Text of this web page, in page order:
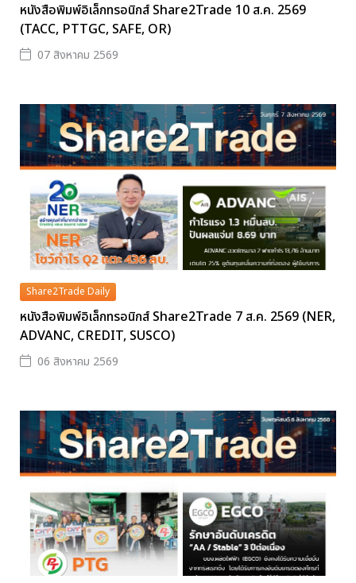
หนังสือพิมพ์อิเล็กทรอนิกส์ Share2Trade 10 ส.ค. 2569
(TACC, PTTGC, SAFE, OR)
07 สิงหาคม 2569
Share2Trade Daily
หนังสือพิมพ์อิเล็กทรอนิกส์ Share2Trade 7 ส.ค. 2569 (NER,
ADVANC, CREDIT, SUSCO)
06 สิงหาคม 2569